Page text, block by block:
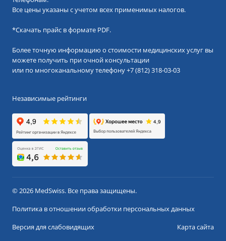
Все цены указаны с учетом всех применимых налогов.
*Скачать прайс в формате PDF.
Более точную информацию о стоимости медицинских услуг вы
можете получить при очной консультации
или по многоканальному телефону+7 (812) 318-03-03
Независимые рейтинги
© 2026 MedSwiss. Все права защищены.
Политика в отношении обработки персональных данных
Версия для слабовидящих
Карта сайта